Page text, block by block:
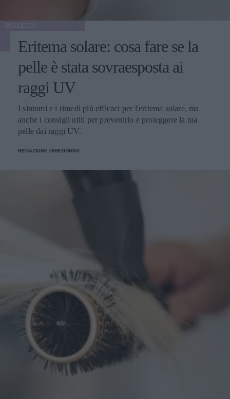
Eritema solare: cosa fare se la
pelle è stata sovraesposta ai
raggi UV
I sintomi e i rimedi più efficaci per l'eritema solare, ma
anche i consigli utili per prevenirlo e proteggere la tua
pelle dai raggi UV.
REDAZIONE DIREDONNA